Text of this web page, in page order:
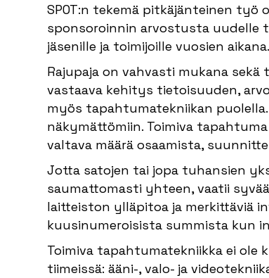
SPOT:n tekemä pitkäjänteinen
sponsoroinnin arvostusta uudelle
jäsenille ja toimijoille vuosien aikana.
Rajupaja on vahvasti mukana
vastaava kehitys tietoisuuden,
myös tapahtumatekniikan
näkymättömiin. Toimiva
valtava määrä osaamista,
Jotta satojen tai jopa tuhansien
saumattomasti yhteen, vaatii
laitteiston ylläpitoa ja merkittäviä
kuusinumeroisista summista kun
Toimiva tapahtumatekniikka ei ole
tiimeissä: ääni-, valo- ja